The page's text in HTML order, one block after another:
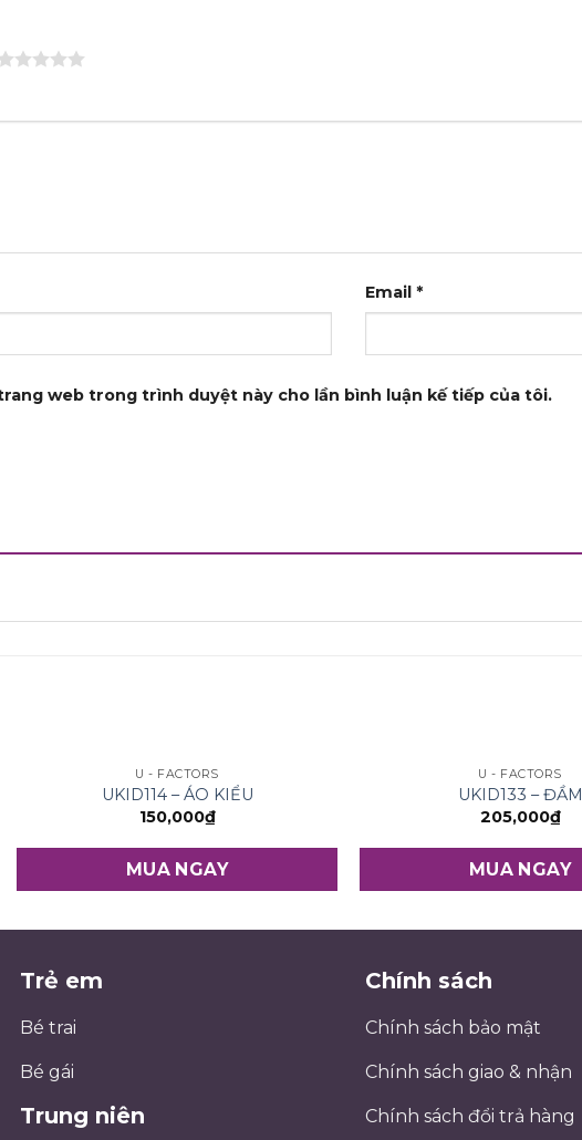
Email *
web trong trình duyệt này cho lần bình luận kế tiếp của tôi.
U - FACTORS
UKID114 – ÁO KIỂU
150,000₫
MUA NGAY
U - FACTORS
UKID133 – ĐẦM
205,000₫
MUA NGAY
Trẻ em
Bé trai
Bé gái
Trung niên
Chính sách
Chính sách bảo mật
Chính sách giao & nhận
Chính sách đổi trả hàng